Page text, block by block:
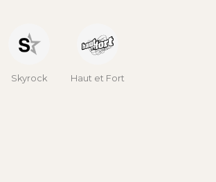
Skyrock Haut et Fort